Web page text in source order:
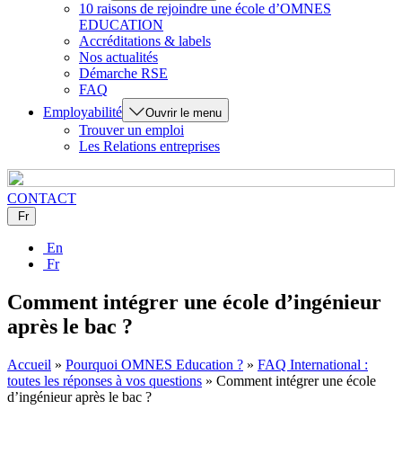
10 raisons de rejoindre une école d’OMNES
EDUCATION
Accréditations & labels
Nos actualités
Démarche RSE
FAQ
Employabilité
Ouvrir le menu
Trouver un emploi
Les Relations entreprises
CONTACT
Fr
En
Fr
Comment intégrer une école d’ingénieur
après le bac ?
Accueil » Pourquoi OMNES Education ? » FAQ International :
toutes les réponses à vos questions » Comment intégrer une école
d’ingénieur après le bac ?